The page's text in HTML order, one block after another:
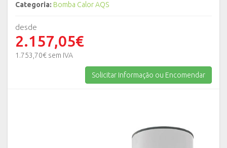
Categoria: Bomba Calor AQS
desde
2.157,05€
1.753,70€ sem IVA
Solicitar Informação ou Encomendar